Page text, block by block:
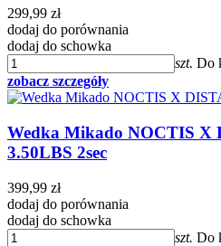
299,99 zł
dodaj do porównania
dodaj do schowka
szt. Do
zobacz szczegóły
Wedka Mikado NOCTIS X
3.50LBS 2sec
399,99 zł
dodaj do porównania
dodaj do schowka
szt. Do